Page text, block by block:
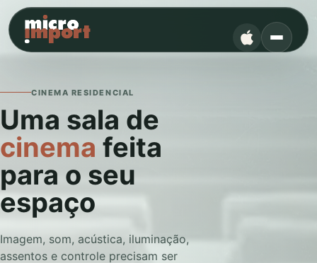
CINEMA RESIDENCIAL
Uma sala de
cinema feita
para o seu
espaço
Imagem, som, acústica, iluminação,
assentos e controle precisam ser